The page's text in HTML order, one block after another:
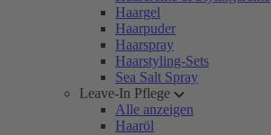
Haargel
Haarpuder
Haarspray
Haarstyling-Sets
Sea Salt Spray
Leave-In Pflege
Alle anzeigen
Haaröl